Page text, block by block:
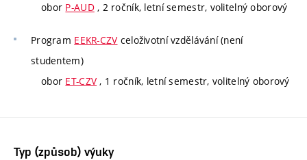
obor P-AUD, 2 ročník, letní semestr, volitelný oborový
Program EEKR-CZV celoživotní vzdělávání (není
studentem)
obor ET-CZV , 1 ročník, letní semestr, volitelný oborový
Typ (způsob) výuky